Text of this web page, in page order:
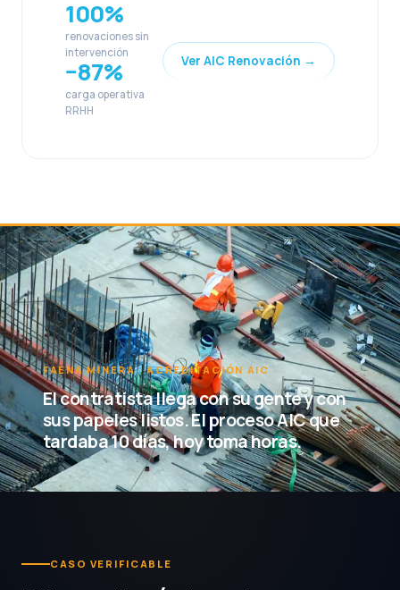
100%
renovaciones sin
intervención
−87%
carga operativa
RRHH
Ver AIC Renovación →
FAENA MINERA · ACREDITACIÓN AIC
El contratista llega con su gente y con
sus papeles listos. El proceso AIC que
tardaba 10 días, hoy toma horas.
CASO VERIFICABLE